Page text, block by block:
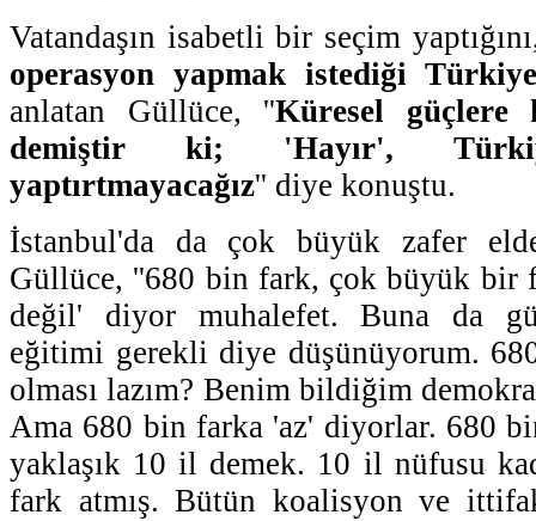
Vatandaşın isabetli bir seçim
operasyon yapmak istediği
anlatan Güllüce, ''Küresel güçlere
demiştir ki; 'Hayır',
yaptırtmayacağız'' diye konuştu.
İstanbul'da da çok büyük zafer
Güllüce, ''680 bin fark, çok büyük bir
değil' diyor muhalefet. Buna da
eğitimi gerekli diye düşünüyorum.
olması lazım? Benim bildiğim
Ama 680 bin farka 'az' diyorlar. 680
yaklaşık 10 il demek. 10 il nüfusu
fark atmış. Bütün koalisyon ve